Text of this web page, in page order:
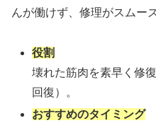
んが働けず、修理がスムー
役割
壊れた筋肉を素早く修
回復）。
おすすめのタイミング